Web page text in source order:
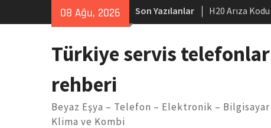
08 Ağu, 2026 Son Yazılanlar
H20 Arıza
makinesi
Arçelik
Ferroli klima E3
Türkiye servis
rehberi
Beyaz Eşya – Telefon – Elektronik – Bilgisayar
Klima ve Kombi